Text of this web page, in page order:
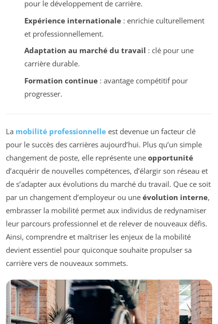
pour le développement de carrière.
Expérience internationale: enrichie culturellement
et professionnellement.
Adaptation au marché du travail : clé pour une
carrière durable.
Formation continue: avantage compétitif pour
progresser.
La mobilité professionnelle est devenue un facteur clé
pour le succès des carrières aujourd’hui. Plus qu’un simple
changement de poste, elle représente une opportunité
d’acquérir de nouvelles compétences, d’élargir son réseau et
de s’adapter aux évolutions du marché du travail. Que ce soit
par un changement d’employeur ou une évolution interne,
embrasser la mobilité permet aux individus de redynamiser
leur parcours professionnel et de relever de nouveaux défis.
Ainsi, comprendre et maîtriser les enjeux de la mobilité
devient essentiel pour quiconque souhaite propulser sa
carrière vers de nouveaux sommets.